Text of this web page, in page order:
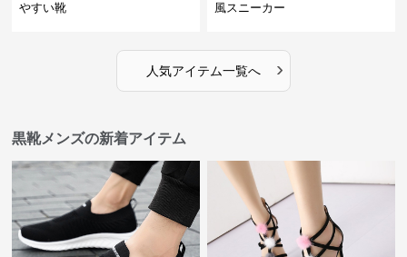
やすい靴
風スニーカー
人気アイテム一覧へ ›
黒靴メンズの新着アイテム